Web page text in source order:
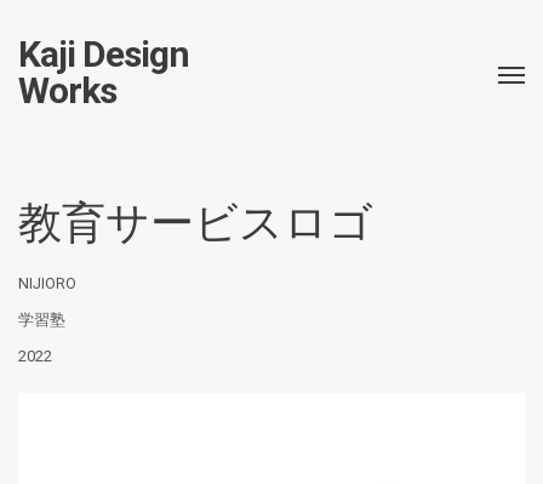
Kaji Design
Works
教育サービスロゴ
NIJIORO
学習塾
2022